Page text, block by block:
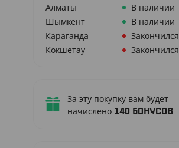
Алматы
В наличии
Шымкент
В наличии
Караганда
Закончился
Кокшетау
Закончился
За эту покупку вам будет
начислено 140 бонусов